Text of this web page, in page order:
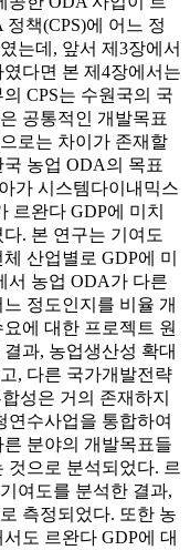
책(CPS)에 어느 정
는데, 앞서 제3장에서
다면 본 제4장에서는
CPS는 수원국의 국
공통적인 개발목표
로는 차이가 존재할
농업 ODA의 목표
가 시스템다이내믹스
르완다 GDP에 미치
. 본 연구는 기여도
산업별로 GDP에 미
서 농업 ODA가 다른
정도인지를 비율 개
에 대한 프로젝트 원
과, 농업생산성 확대
, 다른 국가개발전략
성은 거의 존재하지
연수사업을 통합하여
분야의 개발목표들
것으로 분석되었다. 르
여도를 분석한 결과,
측정되었다. 또한 농
도 르완다 GDP에 대